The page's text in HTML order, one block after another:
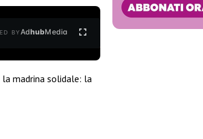
BYAdhubMedia
la madrina solidale: la